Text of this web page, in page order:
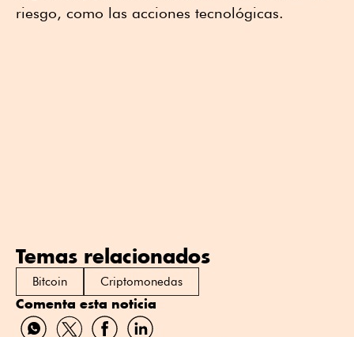
riesgo, como las acciones tecnológicas.
Temas relacionados
Bitcoin Criptomonedas
Comenta esta noticia